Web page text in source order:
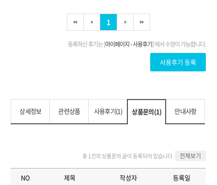
상세정보 관련상품 사용후기(1) 상품문의(1) 안내사항